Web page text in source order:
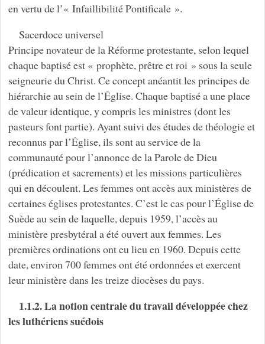
en vertu de l’« Infaillibilité Pontificale ».
Sacerdoce universel
Principe novateur de la Réforme protestante, selon lequel
chaque baptisé est « prophète, prêtre et roi » sous la seule
seigneurie du Christ. Ce concept anéantit les principes de
hiérarchie au sein de l’Église. Chaque baptisé a une place
de valeur identique, y compris les ministres (dont les
pasteurs font partie). Ayant suivi des études de théologie et
reconnus par l’Église, ils sont au service de la
communauté pour l’annonce de la Parole de Dieu
(prédication et sacrements) et les missions particulières
qui en découlent. Les femmes ont accès aux ministères de
certaines églises protestantes. C’est le cas pour l’Église de
Suède au sein de laquelle, depuis 1959, l’accès au
ministère presbytéral a été ouvert aux femmes. Les
premières ordinations ont eu lieu en 1960. Depuis cette
date, environ 700 femmes ont été ordonnées et exercent
leur ministère dans les treize diocèses du pays.
1.1.2. La notion centrale du travail développée chez
les luthériens suédois